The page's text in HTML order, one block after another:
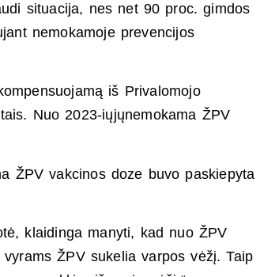
situacija, nes net 90 proc. gimdos
nemokamoje prevencijos
iš Privalomojo
Nuo 2023-iųjųnemokama ŽPV
ŽPV vakcinos doze buvo paskiepyta
klaidinga manyti, kad nuo ŽPV
ŽPV sukelia varpos vėžį. Taip